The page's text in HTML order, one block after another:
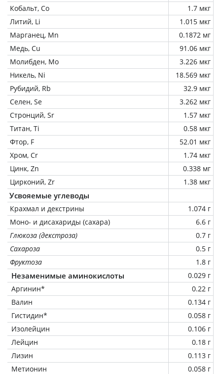
Кобальт, Co
1.7 мкг
Литий, Li
1.015 мкг
Марганец, Mn
0.1872 мг
Медь, Cu
91.06 мкг
Молибден, Mo
3.226 мкг
Никель, Ni
18.569 мкг
Рубидий, Rb
32.9 мкг
Селен, Se
3.262 мкг
Стронций, Sr
1.57 мкг
Титан, Ti
0.58 мкг
Фтор, F
52.01 мкг
Хром, Cr
1.74 мкг
Цинк, Zn
0.338 мг
Цирконий, Zr
1.38 мкг
Усвояемые углеводы
Крахмал и декстрины
1.074 г
Моно- и дисахариды (сахара)
6.6 г
Глюкоза (декстроза)
0.7 г
Сахароза
0.5 г
Фруктоза
1.8 г
Незаменимые аминокислоты
0.029 г
Аргинин*
0.22 г
Валин
0.134 г
Гистидин*
0.058 г
Изолейцин
0.106 г
Лейцин
0.18 г
Лизин
0.113 г
Метионин
0.058 г